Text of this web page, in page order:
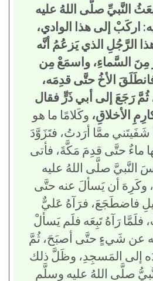
النَّبيِّ صلَّى اللهُ عليه
اركَبْ إلى هذا الوادي،
الرَّجُلِ الذي يَزعُمُ أنَّه
مِنَ السَّماءِ، واسمَعْ مِن
الأخُ حتَّى قدِمَه،
رَجَعَ إلى أبي ذَرٍّ فقال
الأخلاقِ، وكَلامًا ما هو
شَفَيتَني ممَّا أرَدتُ، فتَزَوَّدَ
ماءٌ حتَّى قدِمَ مَكَّةَ، فأتى
النَّبيَّ صلَّى اللهُ عليه
وكَرِهَ أن يَسألَ عنه حتَّى
فاضطَجَعَ، فرَآهُ عَليٌّ
رَآهُ تَبِعَه فلَم يَسألْ
عن شَيءٍ حتَّى أصبَحَ، ثُمَّ
إلى المَسجِدِ، وظَلَّ ذلك
صلَّى اللهُ عليه وسلَّم